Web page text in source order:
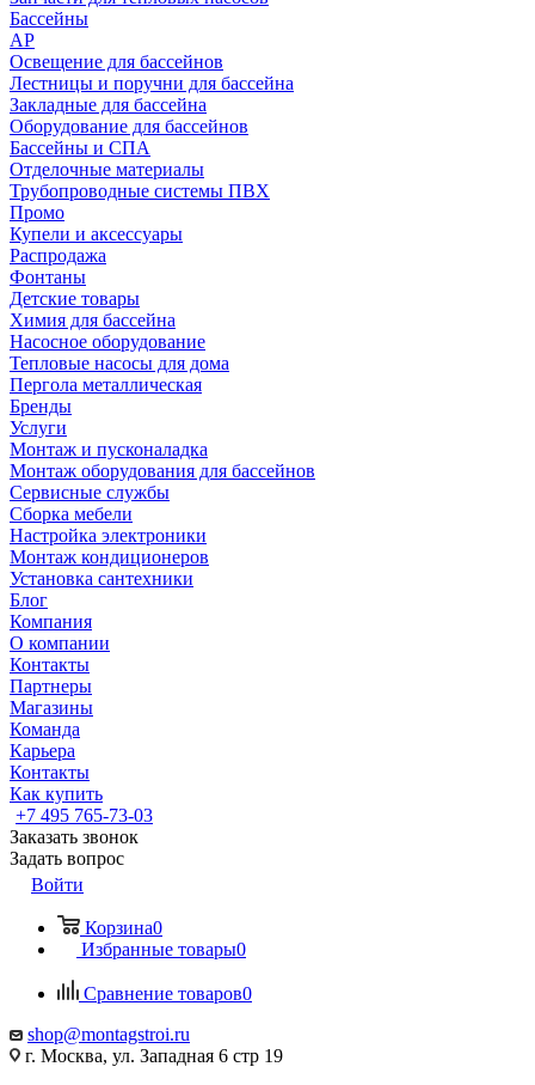
Бассейны
AP
Освещение для бассейнов
Лестницы и поручни для бассейна
Закладные для бассейна
Оборудование для бассейнов
Бассейны и СПА
Отделочные материалы
Трубопроводные системы ПВХ
Промо
Купели и аксессуары
Распродажа
Фонтаны
Детские товары
Химия для бассейна
Насосное оборудование
Тепловые насосы для дома
Пергола металлическая
Бренды
Услуги
Монтаж и пусконаладка
Монтаж оборудования для бассейнов
Сервисные службы
Сборка мебели
Настройка электроники
Монтаж кондиционеров
Установка сантехники
Блог
Компания
О компании
Контакты
Партнеры
Магазины
Команда
Карьера
Контакты
Как купить
+7 495 765-73-03
Заказать звонок
Задать вопрос
Войти
Корзина0
Избранные товары0
Сравнение товаров0
shop@montagstroi.ru
г. Москва, ул. Западная 6 стр 19